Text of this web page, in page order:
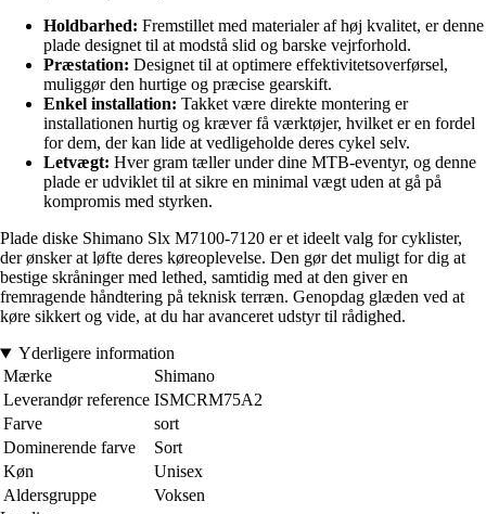
Holdbarhed: Fremstillet med materialer af høj kvalitet, er denne
plade designet til at modstå slid og barske vejrforhold.
Præstation: Designet til at optimere effektivitetsoverførsel,
muliggør den hurtige og præcise gearskift.
Enkel installation: Takket være direkte montering er
installationen hurtig og kræver få værktøjer, hvilket er en fordel
for dem, der kan lide at vedligeholde deres cykel selv.
Letvægt: Hver gram tæller under dine MTB-eventyr, og denne
plade er udviklet til at sikre en minimal vægt uden at gå på
kompromis med styrken.
Plade diske Shimano Slx M7100-7120 er et ideelt valg for cyklister,
der ønsker at løfte deres køreoplevelse. Den gør det muligt for dig at
bestige skråninger med lethed, samtidig med at den giver en
fremragende håndtering på teknisk terræn. Genopdag glæden ved at
køre sikkert og vide, at du har avanceret udstyr til rådighed.
Yderligere information
Mærke
Shimano
Leverandør reference ISMCRM75A2
Farve
sort
Dominerende farve
Sort
Køn
Unisex
Aldersgruppe
Voksen